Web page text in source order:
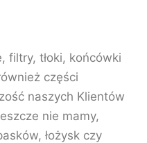
filtry, tłoki, końcówki
części
naszych Klientów
nie mamy,
łożysk czy